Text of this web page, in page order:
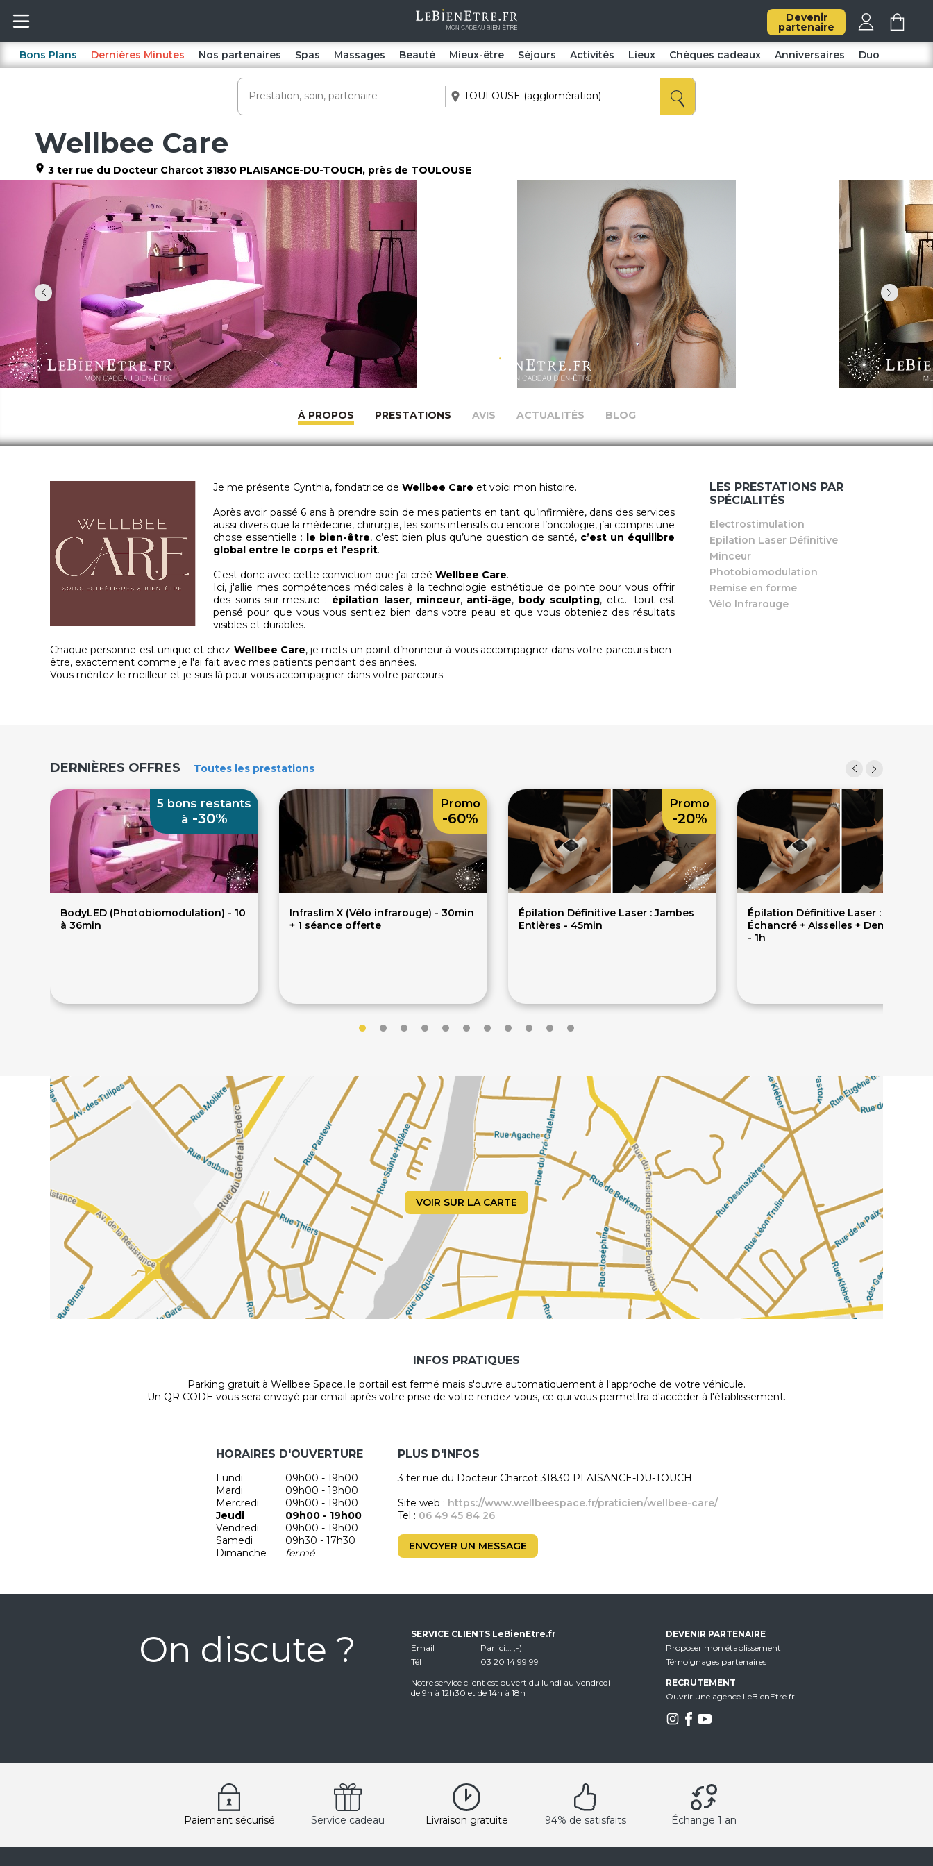
Devenir
partenaire
Bons Plans Dernières Minutes Nos partenaires Spas Massages Beauté Mieux-être Séjours Activités Lieux Chèques cadeaux Anniversaires Duo
Wellbee Care
3 ter rue du Docteur Charcot 31830 PLAISANCE-DU-TOUCH, près de TOULOUSE
À PROPOS PRESTATIONS AVIS ACTUALITÉS BLOG
Je me présente Cynthia, fondatrice de Wellbee Care et voici mon histoire.
Après avoir passé 6 ans à prendre soin de mes patients en tant qu’infirmière, dans des services
aussi divers que la médecine, chirurgie, les soins intensifs ou encore l’oncologie, j’ai compris une
chose essentielle : le bien-être, c’est bien plus qu’une question de santé, c’est un équilibre
global entre le corps et l’esprit.
C'est donc avec cette conviction que j'ai créé Wellbee Care.
Ici, j'allie mes compétences médicales à la technologie esthétique de pointe pour vous offrir
des soins sur-mesure : épilation laser, minceur, anti-âge, body sculpting, etc... tout est
pensé pour que vous vous sentiez bien dans votre peau et que vous obteniez des résultats
visibles et durables.
Chaque personne est unique et chez Wellbee Care, je mets un point d’honneur à vous accompagner dans votre parcours bien-
être, exactement comme je l'ai fait avec mes patients pendant des années.
Vous méritez le meilleur et je suis là pour vous accompagner dans votre parcours.
LES PRESTATIONS PAR
SPÉCIALITÉS
Electrostimulation
Epilation Laser Définitive
Minceur
Photobiomodulation
Remise en forme
Vélo Infrarouge
DERNIÈRES OFFRES Toutes les prestations
BodyLED (Photobiomodulation) - 10
à 36min
5 bons restants
à -30%
Infraslim X (Vélo infrarouge) - 30min
+ 1 séance offerte
Promo
-60%
Épilation Définitive Laser : Jambes
Entières - 45min
Promo
-20%
Épilation Définitive Laser : Maillot
Échancré + Aisselles + Demi-Jambes
- 1h
VOIR SUR LA CARTE
INFOS PRATIQUES
Parking gratuit à Wellbee Space, le portail est fermé mais s'ouvre automatiquement à l'approche de votre véhicule.
Un QR CODE vous sera envoyé par email après votre prise de votre rendez-vous, ce qui vous permettra d'accéder à l'établissement.
HORAIRES D'OUVERTURE
Lundi
09h00 - 19h00
Mardi
09h00 - 19h00
Mercredi
09h00 - 19h00
Jeudi
09h00 - 19h00
Vendredi
09h00 - 19h00
Samedi
09h30 - 17h30
Dimanche
fermé
PLUS D'INFOS
3 ter rue du Docteur Charcot 31830 PLAISANCE-DU-TOUCH
Site web : https://www.wellbeespace.fr/praticien/wellbee-care/
Tel : 06 49 45 84 26
ENVOYER UN MESSAGE
On discute ?
SERVICE CLIENTS LeBienEtre.fr
Email
Par ici... ;-)
Tél
03 20 14 99 99
Notre service client est ouvert du lundi au vendredi
de 9h à 12h30 et de 14h à 18h
DEVENIR PARTENAIRE
Proposer mon établissement
Témoignages partenaires
RECRUTEMENT
Ouvrir une agence LeBienEtre.fr
Paiement sécurisé Service cadeau Livraison gratuite 94% de satisfaits Échange 1 an